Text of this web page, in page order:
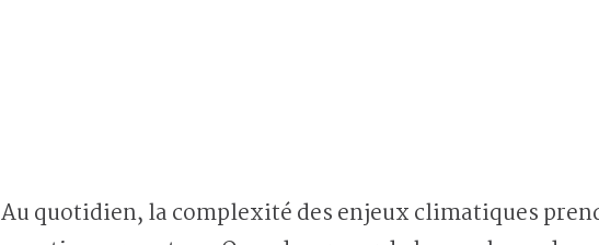
Au quotidien, la complexité des enjeux climatiques